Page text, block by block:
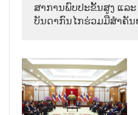
ສາ​ການ​ພົບ​ປະ​ຂັ້ນ​ສູງ ແລ
ບັນ​ດາ​ກົນ​ໄກ​ຮ່ວມ​ມື​ສຳ​ຄັ